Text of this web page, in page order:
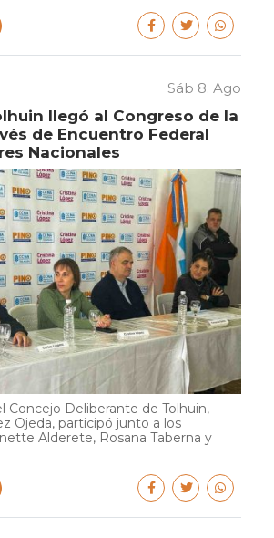
Sáb 8. Ago
llegó al Congreso de la
de Encuentro Federal
Nacionales
Concejo Deliberante de Tolhuin,
Ojeda, participó junto a los
Alderete, Rosana Taberna y